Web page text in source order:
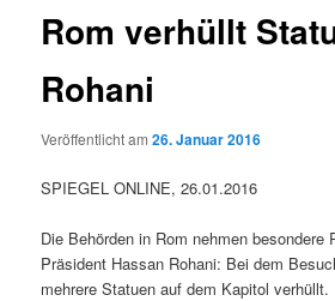
Rom verhüllt
Rohani
Veröffentlicht am26. Januar 2016
SPIEGEL ONLINE, 26.01.2016
Die Behörden in Rom nehmen besondere
Präsident Hassan Rohani: Bei dem
mehrere Statuen auf dem Kapitol verhüllt.